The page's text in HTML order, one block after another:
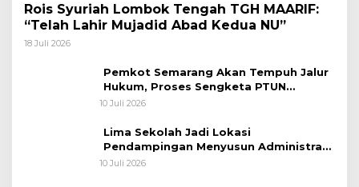
Rois Syuriah Lombok Tengah TGH MAARIF:
“Telah Lahir Mujadid Abad Kedua NU”
18 Juli 2026
Pemkot Semarang Akan Tempuh Jalur
Hukum, Proses Sengketa PTUN
Pemberhentian Direksi PDAM Tirta
10 Juli 2026
Lima Sekolah Jadi Lokasi
Pendampingan Menyusun Administrasi
Pembelajaran Berbasis Lingkungan
10 Juli 2026